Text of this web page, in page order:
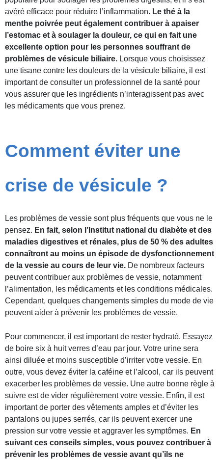
avéré efficace pour réduire l’inflammation. Le thé à la
menthe poivrée peut également contribuer à apaiser
l’estomac et à soulager la douleur, ce qui en fait une
excellente option pour les personnes souffrant de
problèmes de vésicule biliaire. Lorsque vous choisissez
une tisane contre les douleurs de la vésicule biliaire, il est
important de consulter un professionnel de la santé pour
vous assurer que les ingrédients n’interagissent pas avec
les médicaments que vous prenez.
Comment éviter une
crise de vésicule ?
Les problèmes de vessie sont plus fréquents que vous ne le
pensez. En fait, selon l’Institut national du diabète et des
maladies digestives et rénales, plus de 50 % des adultes
connaîtront au moins un épisode de dysfonctionnement
de la vessie au cours de leur vie. De nombreux facteurs
peuvent contribuer aux problèmes de vessie, notamment
l’alimentation, les médicaments et les conditions médicales.
Cependant, quelques changements simples du mode de vie
peuvent aider à prévenir les problèmes de vessie.
Pour commencer, il est important de rester hydraté. Essayez
de boire six à huit verres d’eau par jour. Votre urine sera
ainsi diluée et moins susceptible d’irriter votre vessie. En
outre, vous devez éviter la caféine et l’alcool, car ils peuvent
exacerber les problèmes de vessie. Une autre bonne règle à
suivre est de vider régulièrement votre vessie. Enfin, il est
important de porter des vêtements amples et d’éviter les
pantalons ou jupes serrés, car ils peuvent exercer une
pression sur votre vessie et aggraver les symptômes. En
suivant ces conseils simples, vous pouvez contribuer à
prévenir les problèmes de vessie avant qu’ils ne